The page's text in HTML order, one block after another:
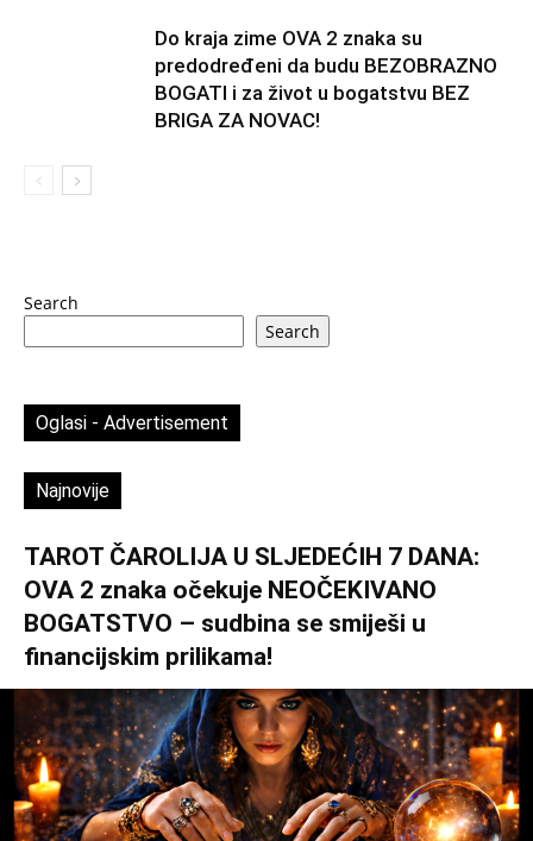
Do kraja zime OVA 2 znaka su
predodređeni da budu BEZOBRAZNO
BOGATI i za život u bogatstvu BEZ
BRIGA ZA NOVAC!
Search
Search
Oglasi - Advertisement
Najnovije
TAROT ČAROLIJA U SLJEDEĆIH 7 DANA:
OVA 2 znaka očekuje NEOČEKIVANO
BOGATSTVO – sudbina se smiješi u
financijskim prilikama!